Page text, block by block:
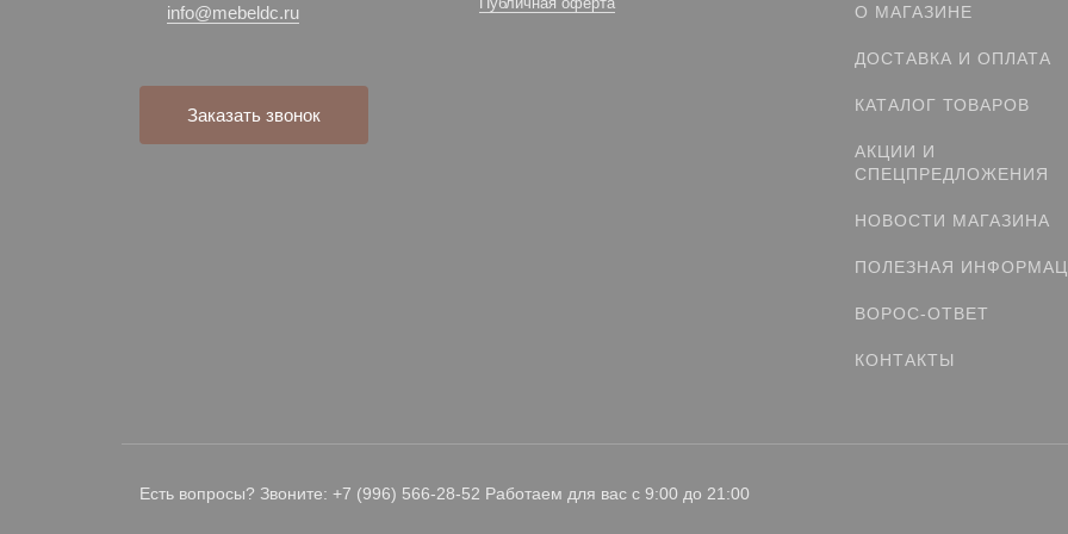
info@mebeldc.ru
Заказать звонок
О МАГАЗИНЕ
ДОСТАВКА И ОПЛАТА
КАТАЛОГ ТОВАРОВ
АКЦИИ И
СПЕЦПРЕДЛОЖЕНИЯ
НОВОСТИ МАГАЗИНА
ПОЛЕЗНАЯ
ВОРОС-ОТВЕТ
КОНТАКТЫ
Есть вопросы? Звоните: +7 (996) 566-28-52 Работаем для вас с 9:00 до 21:00